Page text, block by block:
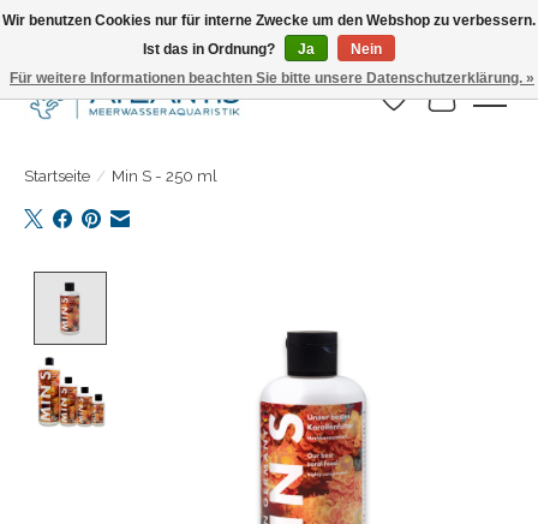
Täglicher Versand. Bestelle bis 15.00 Uhr
Wunschzettel
Ihr
Startseite / Min S - 250 ml
Wir benutzen Cookies nur für interne Zwecke um den Webshop zu verbessern.
Ist das in Ordnung?
Ja
Nein
Für weitere Informationen beachten Sie bitte unsere Datenschutzerklärung. »